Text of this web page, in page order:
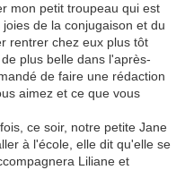
mon petit troupeau qui est
de la conjugaison et du
rentrer chez eux plus tôt
plus belle dans l'après-
de faire une rédaction
aimez et ce que vous
ce soir, notre petite Jane
à l'école, elle dit qu'elle se
Liliane et